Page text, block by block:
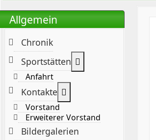
Allgemein
Chronik
Sportstätten
Anfahrt
Kontakte Weitere
Vorstand
Erweiterer Vorstand
Bildergalerien